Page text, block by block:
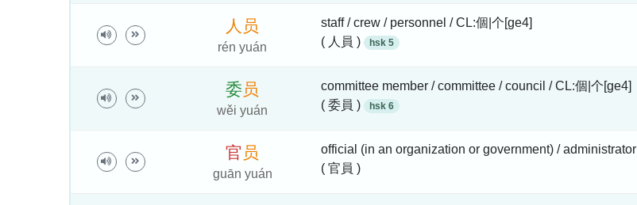
人 员
rén yuán
staff / crew / personnel / CL:個|个[ge4]
( 人員 )
hsk 5
委员
wěi yuán
committee member / committee / council / CL:個|个[ge4]
( 委員 )
hsk 6
官 员
guān yuán
official (in an organization or government) / administrator
( 官員 )